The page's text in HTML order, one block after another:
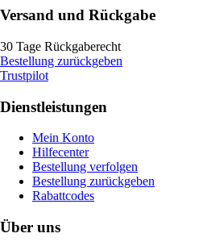
Versand und Rückgabe
30 Tage Rückgaberecht
Bestellung zurückgeben
Trustpilot
Dienstleistungen
Mein Konto
Hilfecenter
Bestellung verfolgen
Bestellung zurückgeben
Rabattcodes
Über uns